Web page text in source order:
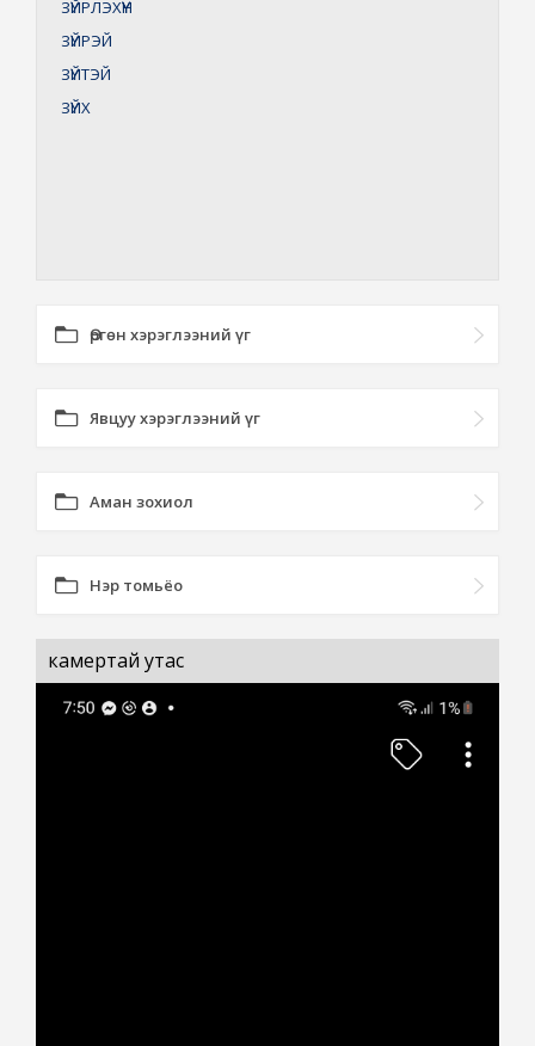
ЗҮЙРЛЭХҮҮН
ЗҮЙРЭЙ
ЗҮЙТЭЙ
ЗҮЙХ
Өргөн хэрэглээний үг
Явцуу хэрэглээний үг
Аман зохиол
Нэр томьёо
камертай утас